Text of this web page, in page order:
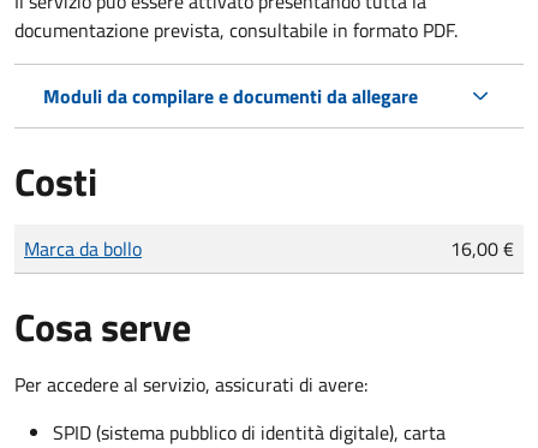
documentazione prevista, consultabile in formato PDF.
Moduli da compilare e documenti da allegare
Costi
Tipo di pagamento
Importo
Marca da bollo 16,00 €
Cosa serve
Per accedere al servizio, assicurati di avere:
SPID (sistema pubblico di identità digitale), carta